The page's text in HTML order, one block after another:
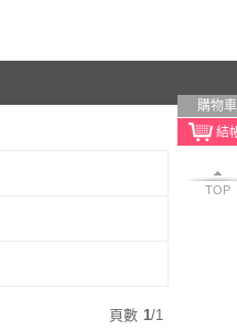
購物車
TOP
頁數 1/1